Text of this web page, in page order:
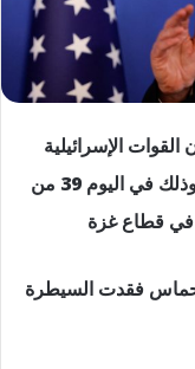
الإسرائيلية
تمكنت من الوصول إلى مركز مدينة غزة، وذلك في اليوم 39 من
في قطاع غزة
فقدت السيطرة